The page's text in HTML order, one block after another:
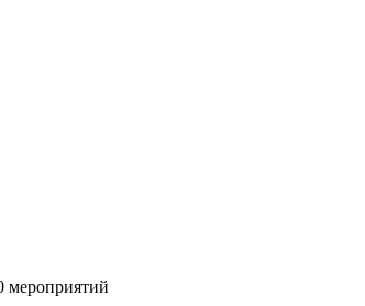
мероприятий